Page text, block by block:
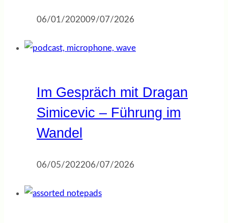
06/01/202009/07/2026
Im Gespräch mit Dragan
Simicevic – Führung im
Wandel
06/05/202206/07/2026